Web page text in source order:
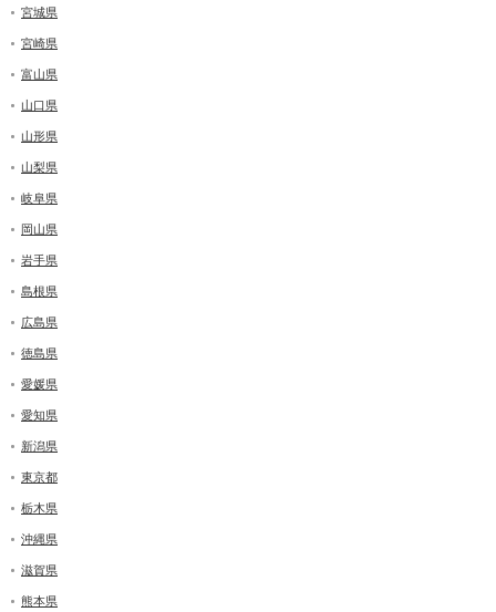
宮城県
宮崎県
富山県
山口県
山形県
山梨県
岐阜県
岡山県
岩手県
島根県
広島県
徳島県
愛媛県
愛知県
新潟県
東京都
栃木県
沖縄県
滋賀県
熊本県